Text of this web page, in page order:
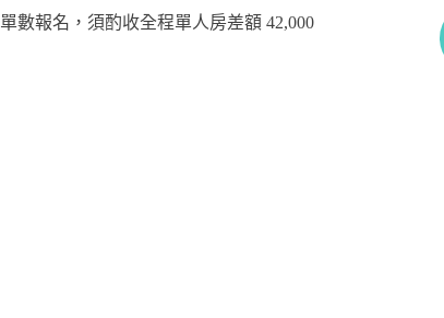
單數報名，須酌收全程單人房差額 42,000